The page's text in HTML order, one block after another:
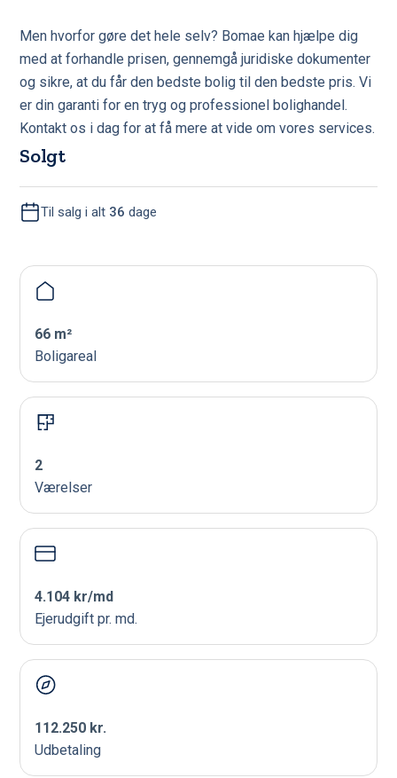
Men hvorfor gøre det hele selv? Bomae kan hjælpe dig
med at forhandle prisen, gennemgå juridiske dokumenter
og sikre, at du får den bedste bolig til den bedste pris. Vi
er din garanti for en tryg og professionel bolighandel.
Kontakt os i dag for at få mere at vide om vores services.
Solgt
Til salg i alt 36 dage
66 m²
Boligareal
2
Værelser
4.104 kr/md
Ejerudgift pr. md.
112.250 kr.
Udbetaling